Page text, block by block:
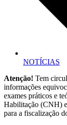
NOTÍCIAS
Atenção! Tem
informações
exames práticos e
Habilitação (CNH)
para a fiscalização